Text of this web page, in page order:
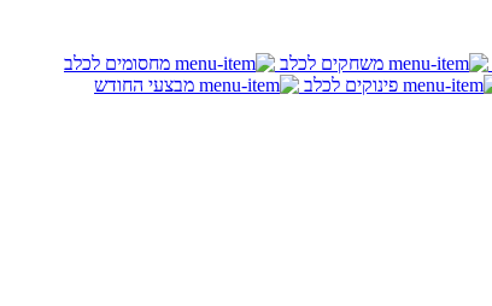
משחקים לכלב
מחסומים לכלב
פינוקים לכלב מבצעי החודש